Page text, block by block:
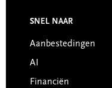
Footer
SNEL NAAR
Aanbestedingen
AI
Financiën